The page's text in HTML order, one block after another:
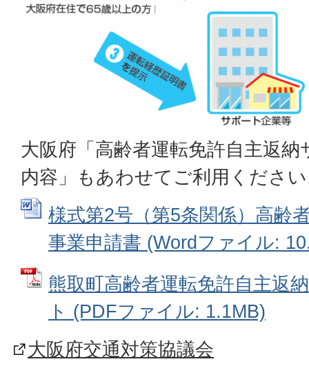
大阪府「高齢者運転免許自主返
内容」もあわせてご利用くださ
様式第2号（第5条関係）高齢
事業申請書 (Wordファイル:
熊取町高齢者運転免許自主返
ト (PDFファイル: 1.1MB)
大阪府交通対策協議会